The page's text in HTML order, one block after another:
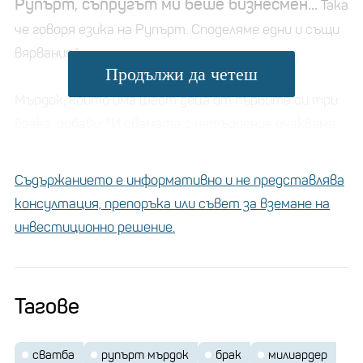
Рупърт, съпругът ми беше бизнесмен... Така
че говоря езика на Рупърт. Споделяме едни и същи
вярвания.“
Мърдок, който има шест деца от първите си три
заедно."
Сватбата на Бруклин
паунда, или 4 пъти повече
Продължи да четеш
Съдържанието е информативно и не представлява
консултация, препоръка или съвет за вземане на
инвестиционно решение.
Тагове
сватба рупърт мърдок брак
милиардер